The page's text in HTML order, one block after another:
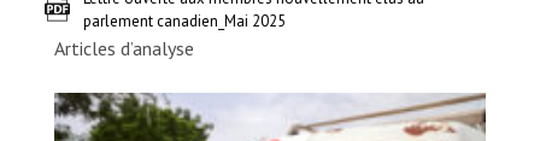
parlement canadien_Mai 2025
Articles d’analyse